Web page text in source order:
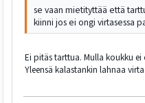
se vaan mietityttää että
kiinni jos ei ongi virtasessa
Ei pitäs tarttua. Mulla koukku
Yleensä kalastankin lahnaa